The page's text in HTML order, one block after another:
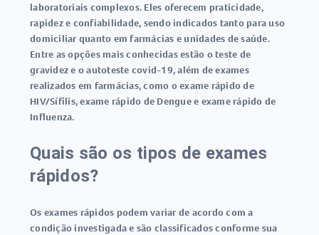
laboratoriais complexos. Eles oferecem praticidade,
rapidez e confiabilidade, sendo indicados tanto para uso
domiciliar quanto em farmácias e unidades de saúde.
Entre as opções mais conhecidas estão oteste de
gravideze oautoteste covid-19, além de exames
realizados em farmácias, como oexame rápido de
HIV/Sífilis,exame rápido de Denguee exame rápido de
Influenza.
Quais são os tipos de exames
rápidos?
Os exames rápidos podem variar de acordo com a
condição investigada e são classificados conforme sua